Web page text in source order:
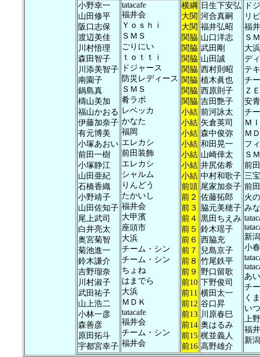
小野幸一
山田修平
阪口志保
渡辺美佳
川村悟理
森田智子
川添美智子
南園子
鍋島真
檮山美加
福山かおる
伊藤加奈子
有元博美
小塚あおい
前田一樹
小塚静江
山田亜紀
石橋香織
小野靖子
山田佐知子
尾上武司
白井亮太
奥宮菊智
菊池進一
鈴木謙介
吉野瑠奈
川村淑子
武田祐子
山上浩二
小林一彦
森善彦
原田拓斗
宇都宮幸子
tatacafe
福井会
Ｙｏｓｈｉ
ＳＭＳ
ごりにい
ｔｏｔｔｉ
ドジャース
防災レディース
ＳＭＳ
肴ラボ
レベッカ
かなた
福岡
エレカシ
前田装飾
エレカシ
シャルム
りんどう
たかいし
福井会
大甲濱
座頭市
大浜
チーム・シン
チーム・シン
ちょね
はまでら
大浜
ＭＤＫ
tatacafe
福井会
チーム・シン
福井会
横綱
大関
大関
関脇
関脇
関脇
関脇
関脇
関脇
関脇
小結
小結
小結
小結
小結
小結
小結
前頭
前２
前３
前４
前５
前６
前７
前８
前９
前10
前11
前12
前13
前14
前15
前16
日生下安弘
河合真嗣
福井弘昭
山口洋志
武田剛
山田誠
西村則昭
植木眞也
西原則子
吉田艶子
前河詠太
矢倉英司
森中俊弥
和田晃一
山崎倖太
井尻佑希
中村和歌子
尾家加奈子
佐藤拓郎
脇元美穂子
黒田ちえみ
鈴木瑶子
西脇充
兒島京子
竹尾鉄平
野口留歌
下野俊司
横田太一
谷口昇
川原春巳
奥はるみ
梶並義人
高野雄介
ド
リ
福
Ｓ
大浜
デ
テ
チ
Ｚ
安
チ
Ｍ
Ｍ
フ
Ｓ
前
三宝
前
火
み
新潟
小春
あ
チ
く
い
上
福
新潟